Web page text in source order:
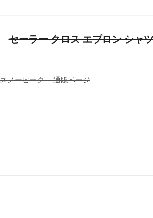
セーラー クロス エプロン シャ
ーピーク ｜通販ページ